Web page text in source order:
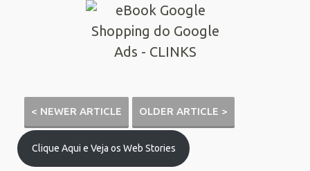
< NEWER ARTICLE OLDER ARTICLE >
Clique Aqui e Veja os Web Stories